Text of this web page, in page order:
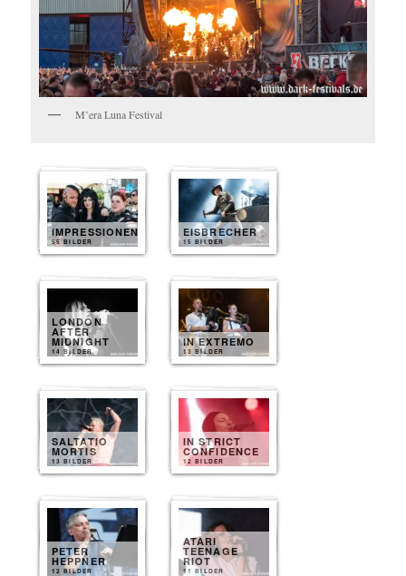
M’era Luna Festival
IMPRESSIONEN
55 BILDER
EISBRECHER
15 BILDER
LONDON
AFTER
MIDNIGHT
14 BILDER
IN EXTREMO
13 BILDER
SALTATIO
MORTIS
13 BILDER
IN STRICT
CONFIDENCE
12 BILDER
PETER
HEPPNER
12 BILDER
ATARI
TEENAGE
RIOT
11 BILDER